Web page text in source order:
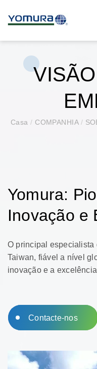
Casa/ COMPANHIA /
Yomura:
Inovação e
O principal especialista
Taiwan, fiável a nível
inovação e a
Contacte-nos